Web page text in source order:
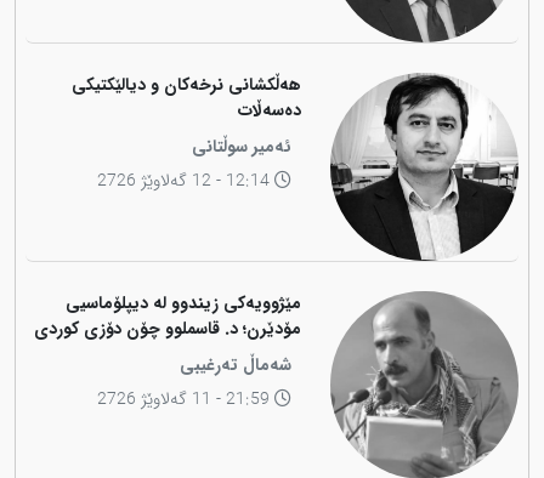
هەڵکشانی نرخەکان و دیالێکتیکی
دەسەڵات
ئەمیر سوڵتانی
12:14 - 12 گەلاوێژ 2726
مێژوویەکی زیندوو لە دیپلۆماسیی
مۆدێرن؛ د. قاسملوو چۆن دۆزی کوردی
لە شاخەوە گواستەوە بۆ ناوەندە
بڕیاردەرەکانی جیهان؟
شەماڵ تەرغیبی